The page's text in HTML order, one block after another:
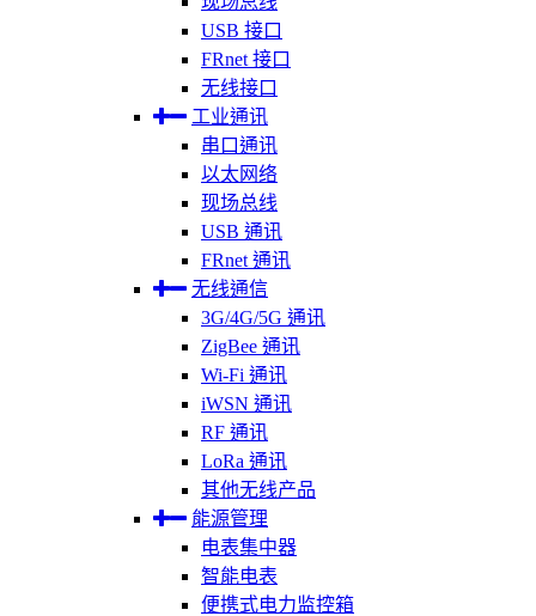
USB 接口
FRnet 接口
无线接口
工业通讯
串口通讯
以太网络
现场总线
USB 通讯
FRnet 通讯
无线通信
3G/4G/5G 通讯
ZigBee 通讯
Wi-Fi 通讯
iWSN 通讯
RF 通讯
LoRa 通讯
其他无线产品
能源管理
电表集中器
智能电表
便携式电力监控箱